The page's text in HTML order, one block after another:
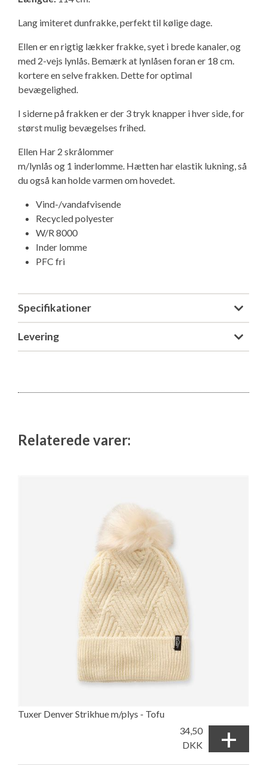
GPDR - Optagelse af foto og video
GPDR - KG Camping Kundeklub
Lang imiteret dunfrakke, perfekt til kølige dage.
Ellen er en rigtig lækker frakke, syet i brede kanaler, og
med 2-vejs lynlås. Bemærk at lynlåsen foran er 18 cm.
kortere en selve frakken. Dette for optimal
bevægelighed.
I siderne på frakken er der 3 tryk knapper i hver side, for
størst mulig bevægelses frihed.
Ellen Har 2 skrålommer
m/lynlås og 1 inderlomme. Hætten har elastik lukning, så
du også kan holde varmen om hovedet.
Vind-/vandafvisende
Recycled polyester
W/R 8000
Inder lomme
PFC fri
Specifikationer
Levering
Relaterede varer:
Tuxer Denver Strikhue m/plys - Tofu
34,50
DKK
+